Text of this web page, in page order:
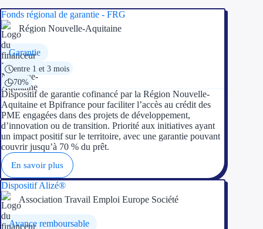
Concours
Réduction des
Investir dans
Fonds régional de garantie - FRG
Région Nouvelle-Aquitaine
Garantie
entre 1 et 3 mois
70%
Dispositif de garantie cofinancé par la Région Nouvelle-
Aquitaine et Bpifrance pour faciliter l’accès au crédit des
PME engagées dans des projets de développement,
d’innovation ou de transition. Priorité aux initiatives ayant
un impact positif sur le territoire, avec une garantie pouvant
couvrir jusqu’à 70 % du prêt.
En savoir plus
Dispositif Alizé®
Association Travail Emploi Europe Société
Avance remboursable